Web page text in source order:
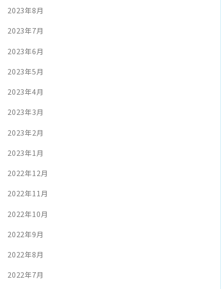
2023年8月
2023年7月
2023年6月
2023年5月
2023年4月
2023年3月
2023年2月
2023年1月
2022年12月
2022年11月
2022年10月
2022年9月
2022年8月
2022年7月